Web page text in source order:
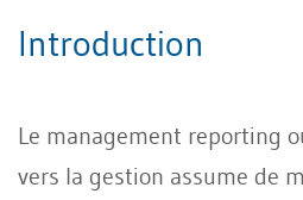
Introduction
Le management reporting
vers la gestion assume de